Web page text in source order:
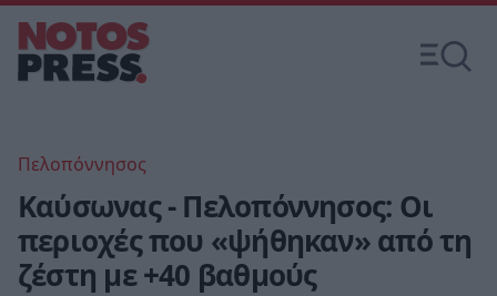
Πελοπόννησος
Καύσωνας - Πελοπόννησος: Οι
περιοχές που «ψήθηκαν» από τη
ζέστη με +40 βαθμούς